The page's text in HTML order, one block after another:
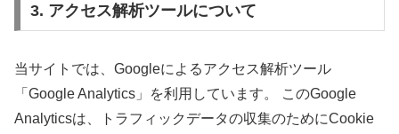
3. アクセス解析ツールについて
当サイトでは、Googleによるアクセス解析ツール
「Google Analytics」を利用しています。 このGoogle
Analyticsは、トラフィックデータの収集のためにCookie